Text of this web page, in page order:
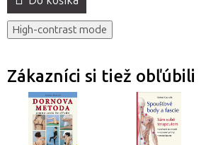
High-contrast mode
Zákazníci si tiež obľúbili